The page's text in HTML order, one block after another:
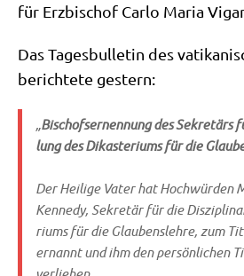
für Erz­bi­schof Car­lo Maria
Das Tages­bul­le­tin des
berich­te­te gestern:
„Bischofsernen­nung des Sekre­tärs
lung des Dik­aste­ri­ums für die
Der Hei­li­ge Vater hat Hoch­wür­den
Ken­ne­dy, Sekre­tär für die
ri­ums für die Glau­bens­leh­re, zum
ernannt und ihm den per­sön­li­chen